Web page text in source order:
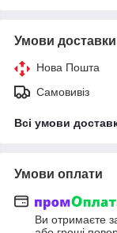
Умови доставки
Нова Пошта
Самовивіз
Всі умови
Умови оплати
Ви отримаєте